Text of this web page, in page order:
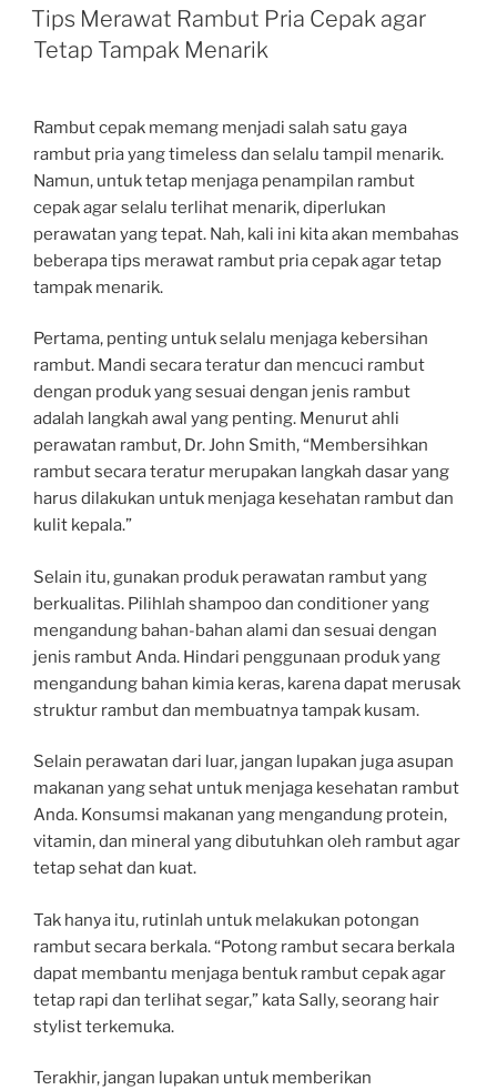
ON
Tips Merawat Rambut Pria Cepak agar
Tetap Tampak Menarik
Rambut cepak memang menjadi salah satu gaya
rambut pria yang timeless dan selalu tampil menarik.
Namun, untuk tetap menjaga penampilan rambut
cepak agar selalu terlihat menarik, diperlukan
perawatan yang tepat. Nah, kali ini kita akan membahas
beberapa tips merawat rambut pria cepak agar tetap
tampak menarik.
Pertama, penting untuk selalu menjaga kebersihan
rambut. Mandi secara teratur dan mencuci rambut
dengan produk yang sesuai dengan jenis rambut
adalah langkah awal yang penting. Menurut ahli
perawatan rambut, Dr. John Smith, “Membersihkan
rambut secara teratur merupakan langkah dasar yang
harus dilakukan untuk menjaga kesehatan rambut dan
kulit kepala.”
Selain itu, gunakan produk perawatan rambut yang
berkualitas. Pilihlah shampoo dan conditioner yang
mengandung bahan-bahan alami dan sesuai dengan
jenis rambut Anda. Hindari penggunaan produk yang
mengandung bahan kimia keras, karena dapat merusak
struktur rambut dan membuatnya tampak kusam.
Selain perawatan dari luar, jangan lupakan juga asupan
makanan yang sehat untuk menjaga kesehatan rambut
Anda. Konsumsi makanan yang mengandung protein,
vitamin, dan mineral yang dibutuhkan oleh rambut agar
tetap sehat dan kuat.
Tak hanya itu, rutinlah untuk melakukan potongan
rambut secara berkala. “Potong rambut secara berkala
dapat membantu menjaga bentuk rambut cepak agar
tetap rapi dan terlihat segar,” kata Sally, seorang hair
stylist terkemuka.
Terakhir, jangan lupakan untuk memberikan